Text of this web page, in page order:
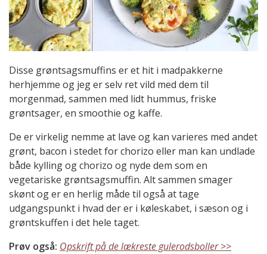
Disse grøntsagsmuffins er et hit i madpakkerne
herhjemme og jeg er selv ret vild med dem til
morgenmad, sammen med lidt hummus, friske
grøntsager, en smoothie og kaffe.
De er virkelig nemme at lave og kan varieres med andet
grønt, bacon i stedet for chorizo eller man kan undlade
både kylling og chorizo og nyde dem som en
vegetariske grøntsagsmuffin. Alt sammen smager
skønt og er en herlig måde til også at tage
udgangspunkt i hvad der er i køleskabet, i sæson og i
grøntskuffen i det hele taget.
Prøv også: Opskrift på de lækreste gulerodsboller >>